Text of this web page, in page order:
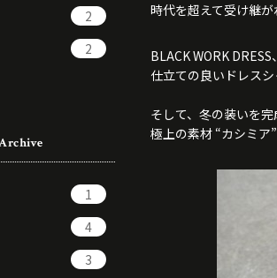
2
2
1
4
3
時代を超えて受け継
BLACK WORK
仕立ての良いドレス
そして、冬の装いを
極上の素材 “カシミア